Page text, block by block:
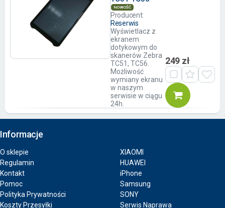
NOWOŚĆ
Producent:
Reserwis
Wyświetlacz z
ekranem
dotykowym do
skanerów Zebra
TC51, TC56.
Możliwość
wymiany ekranu
w naszym
serwisie w ciągu
24h.
249 zł
Informacje
O sklepie
Regulamin
Kontakt
Pomoc
Polityka Prywatności
Koszty Przesyłki
XIAOMI
HUAWEI
iPhone
Samsung
SONY
Serwis Naprawa